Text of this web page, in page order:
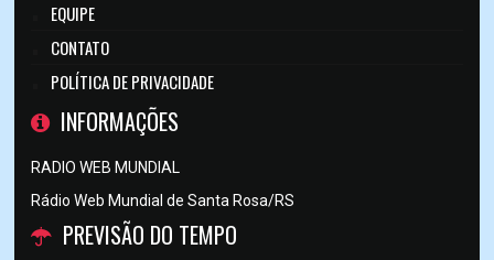
EQUIPE
CONTATO
POLÍTICA DE PRIVACIDADE
INFORMAÇÕES
RADIO WEB MUNDIAL
Rádio Web Mundial de Santa Rosa/RS
PREVISÃO DO TEMPO